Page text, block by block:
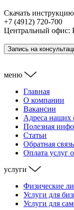
Скачать
+7 (4912) 720-700
Центральный офис:
Запись на
меню
Главная
О компании
Вакансии
Адреса наших
Полезная
Статьи
Обратная связь
Оплата услуг
услуги
Физические
Услуги для
Услуги для